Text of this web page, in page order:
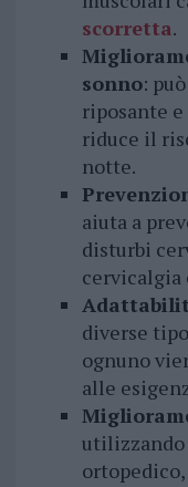
scorretta.
sonno:
riposante
riduce il
notte.
aiuta a
disturbi
cervicalgia
diverse
ognuno
alle
utilizzando